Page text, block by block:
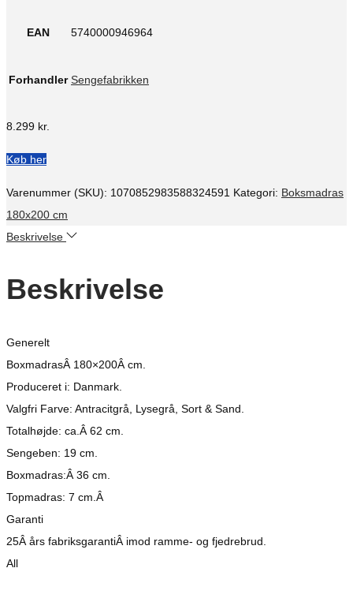
EAN 5740000946964
Forhandler Sengefabrikken
8.299 kr.
Køb her
Varenummer (SKU): 1070852983588324591 Kategori: Boksmadras
180x200 cm
Beskrivelse
Beskrivelse
Generelt
BoxmadrasÂ 180×200Â cm.
Produceret i: Danmark.
Valgfri Farve: Antracitgrå, Lysegrå, Sort & Sand.
Totalhøjde: ca.Â 62 cm.
Sengeben: 19 cm.
Boxmadras:Â 36 cm.
Topmadras: 7 cm.Â
Garanti
25Â års fabriksgarantiÂ imod ramme- og fjedrebrud.
All